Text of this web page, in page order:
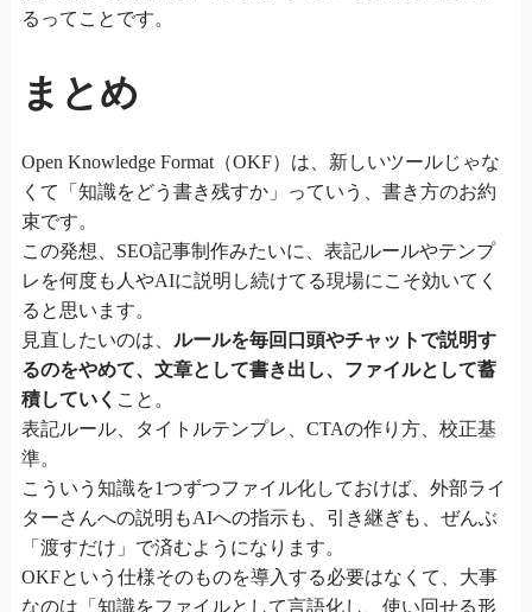
るってことです。
まとめ
Open Knowledge Format（OKF）は、新しいツールじゃな
くて「知識をどう書き残すか」っていう、書き方のお約
束です。
この発想、SEO記事制作みたいに、表記ルールやテンプ
レを何度も人やAIに説明し続けてる現場にこそ効いてく
ると思います。
見直したいのは、 ルールを毎回口頭やチャットで説明す
るのをやめて、文章として書き出し、ファイルとして蓄
積していく こと。
表記ルール、タイトルテンプレ、CTAの作り方、校正基
準。
こういう知識を1つずつファイル化しておけば、外部ライ
ターさんへの説明もAIへの指示も、引き継ぎも、ぜんぶ
「渡すだけ」で済むようになります。
OKFという仕様そのものを導入する必要はなくて、大事
なのは「知識をファイルとして言語化し、使い回せる形